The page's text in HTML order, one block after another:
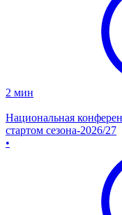
2 мин
Национальная
стартом сезона-2026/27
•